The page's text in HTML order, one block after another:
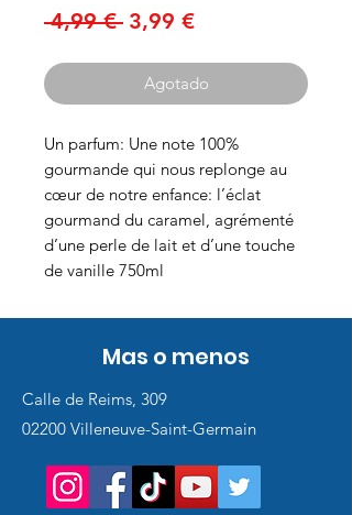
4,99 € Precio
3,99 €Precio
oferta
Agotado
Un parfum: Une note 100%
gourmande qui nous replonge au
cœur de notre enfance: l’éclat
gourmand du caramel, agrémenté
d’une perle de lait et d’une touche
de vanille 750ml
Mas o menos
Calle de Reims, 309
02200 Villeneuve-Saint-Germain